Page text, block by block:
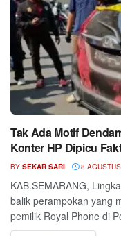
Tak Ada Motif
Konter HP Dipicu
BY SEKAR SARI 8
KAB.SEMARANG,
balik perampokan yang
pemilik Royal Phone di